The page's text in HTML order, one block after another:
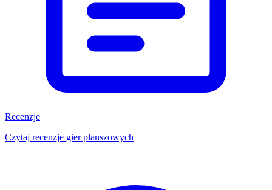
Recenzje
Czytaj recenzje gier planszowych